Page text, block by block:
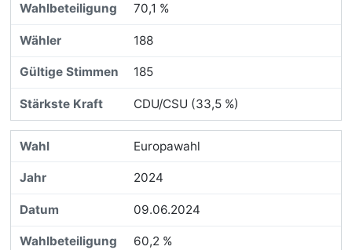
70,1 %
188
185
CDU/CSU (33,5 %)
Europawahl
2024
09.06.2024
60,2 %